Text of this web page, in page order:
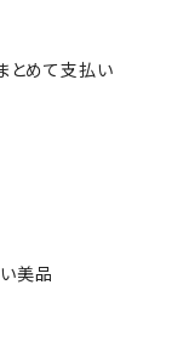
とめて支払い
美品